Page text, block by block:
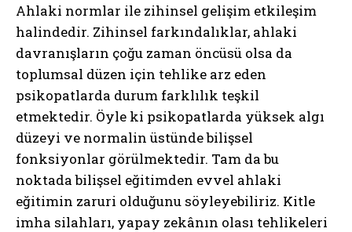
Ahlaki normlar ile zihinsel gelişim etkileşim
halindedir. Zihinsel farkındalıklar, ahlaki
davranışların çoğu zaman öncüsü olsa da
toplumsal düzen için tehlike arz eden
psikopatlarda durum farklılık teşkil
etmektedir. Öyle ki psikopatlarda yüksek algı
düzeyi ve normalin üstünde bilişsel
fonksiyonlar görülmektedir. Tam da bu
noktada bilişsel eğitimden evvel ahlaki
eğitimin zaruri olduğunu söyleyebiliriz. Kitle
imha silahları, yapay zekânın olası tehlikeleri